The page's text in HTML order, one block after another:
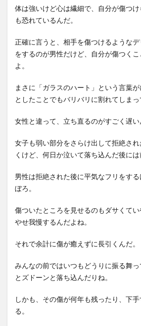
体は強いけど心は繊細で、自分が傷つ
も恐れているんだ。
正確に言うと、相手を傷つけるような
をするのが男性だけど、自分が傷つく
よ。
まさに「ガラスのハート」という言葉
としたことでもバリバリに割れてしまっ
女性と違って、立ち直るのがすごく遅い
女子も弱い部分をさらけ出して拒絶さ
くけど、何日か泣いて落ち込んだ後には
男性は拒絶された後に平気なフリをす
ぼろ。
傷ついたところを見せるのもダサくて
やせ我慢するんだよね。
それで余計に傷が癒えずに長引くんだ。
みんなの前ではいつもどうりに振る舞
とズドーンと落ち込んだりね。
しかも、その傷が何年も残ったり、下
る。